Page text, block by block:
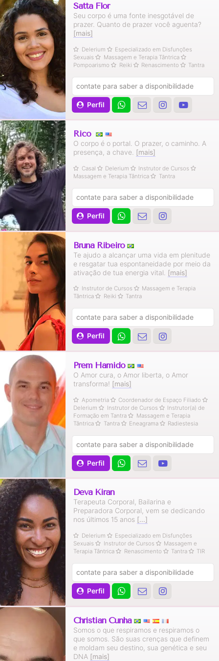
Satta Flor
Seu corpo é uma fonte inesgotável de
prazer. Quanto de prazer você aguenta?
[mais]
Delerium
Especializado em Disfunções
Sexuais
Massagem e Terapia Tântrica
Pompoarismo
Reiki Renascimento Tantra
Perfil
contate para saber a disponibilidade
Rico
O corpo é o portal. O prazer, o caminho. A
presença, a chave. [mais]
Casal Delerium
Instrutor de Cursos
Massagem e Terapia Tântrica
Tantra
Perfil
contate para saber a disponibilidade
Bruna Ribeiro
Te ajudo a alcançar uma vida em plenitude
e resgatar tua espontaneidade por meio da
ativação de tua energia vital. [mais]
Instrutor de Cursos
Massagem e Terapia
Tântrica
Reiki Tantra
Perfil
contate para saber a disponibilidade
Prem Hamido
O Amor cura, o Amor liberta, o Amor
transforma! [mais]
Apometria
Coordenador de Espaço Filiado
Delerium
Instrutor de Cursos
Instrutor(a) de
Formação em Tantra
Massagem e Terapia
Tântrica
Tantra Eneagrama Radiestesia
Perfil
contate para saber a disponibilidade
Deva Kiran
Terapeuta Corporal, Bailarina e
Preparadora Corporal, vem se dedicando
nos últimos 15 anos [...]
Delerium
Especializado em Disfunções
Sexuais
Instrutor de Cursos
Massagem e
Terapia Tântrica
Renascimento Tantra TIR
Perfil
contate para saber a disponibilidade
Christian Cunha
Somos o que respiramos e respiramos o
que somos. São suas crenças que definem
e moldam seu destino, sua genética e seu
DNA [mais]